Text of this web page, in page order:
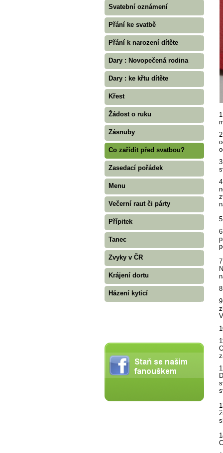
Svatební oznámení
Přání ke svatbě
Přání k narození dítěte
Dary : Novopečená rodina
Dary : ke křtu dítěte
Křest
Žádost o ruku
Zásnuby
Co zařídit před svatbou?
Zasedací pořádek
Menu
Večerní raut či párty
Přípitek
Tanec
Zvyky v ČR
Krájení dortu
Házení kyticí
5.